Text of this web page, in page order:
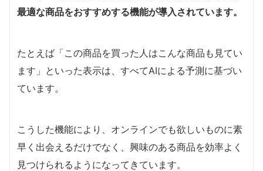
最適な商品をおすすめする機能が導入されています。
たとえば「この商品を買った人はこんな商品も見てい
ます」といった表示は、すべてAIによる予測に基づい
ています。
こうした機能により、オンラインでも欲しいものに素
早く出会えるだけでなく、興味のある商品を効率よく
見つけられるようになってきています。